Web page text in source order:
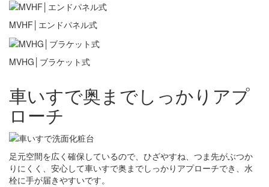
MVHF│エンドパネル式
MVHG│ブラケット式
車いすで奥までしっかりアプ
ローチ
足元空間を広く確保しているので、ひざやすね、つま先がぶつか
りにくく、安心して車いすで奥までしっかりアプローチでき、水
栓に手が届きやすいです。